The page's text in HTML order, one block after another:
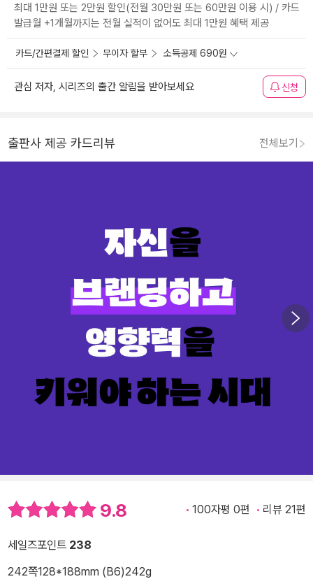
최대 1만원 또는 2만원 할인(전월 30만원 또는 60만원 이용 시) / 카드
발급월 +1개월까지는 전월 실적이 없어도 최대 1만원 혜택 제공
카드/간편결제 할인 무이자 할부 소득공제 690원
관심 저자, 시리즈의 출간 알림을 받아보세요 신청
출판사 제공 카드리뷰 전체보기
9.8 100자평 0편 리뷰 21편
세일즈포인트 238
242쪽128*188mm (B6)242g